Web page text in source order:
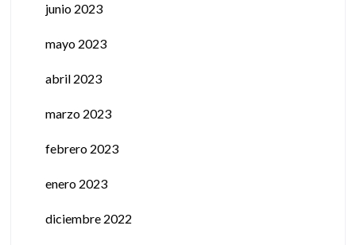
junio 2023
mayo 2023
abril 2023
marzo 2023
febrero 2023
enero 2023
diciembre 2022